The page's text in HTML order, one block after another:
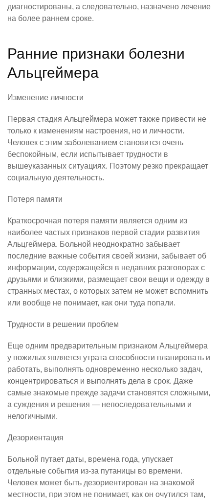
диагностированы, а следовательно, назначено лечение
на более раннем сроке.
Ранние признаки болезни
Альцгеймера
Изменение личности
Первая стадия Альцгеймера может также привести не
только к изменениям настроения, но и личности.
Человек с этим заболеванием становится очень
беспокойным, если испытывает трудности в
вышеуказанных ситуациях. Поэтому резко прекращает
социальную деятельность.
Потеря памяти
Краткосрочная потеря памяти является одним из
наиболее частых признаков первой стадии развития
Альцгеймера. Больной неоднократно забывает
последние важные события своей жизни, забывает об
информации, содержащейся в недавних разговорах с
друзьями и близкими, размещает свои вещи и одежду в
странных местах, о которых затем не может вспомнить
или вообще не понимает, как они туда попали.
Трудности в решении проблем
Еще одним предварительным признаком Альцгеймера
у пожилых является утрата способности планировать и
работать, выполнять одновременно несколько задач,
концентрироваться и выполнять дела в срок. Даже
самые знакомые прежде задачи становятся сложными,
а суждения и решения — непоследовательными и
нелогичными.
Дезориентация
Больной путает даты, времена года, упускает
отдельные события из-за путаницы во времени.
Человек может быть дезориентирован на знакомой
местности, при этом не понимает, как он очутился там,